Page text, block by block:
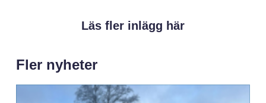
Läs fler inlägg här
Fler nyheter